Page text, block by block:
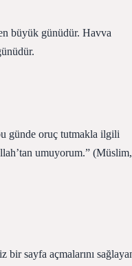
büyük günüdür. Havva
günde oruç tutmakla ilgili
umuyorum.” (Müslim,
bir sayfa açmalarını